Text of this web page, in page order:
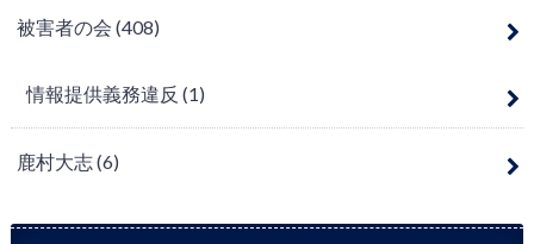
被害者の会 (408)
情報提供義務違反 (1)
鹿村大志(6)